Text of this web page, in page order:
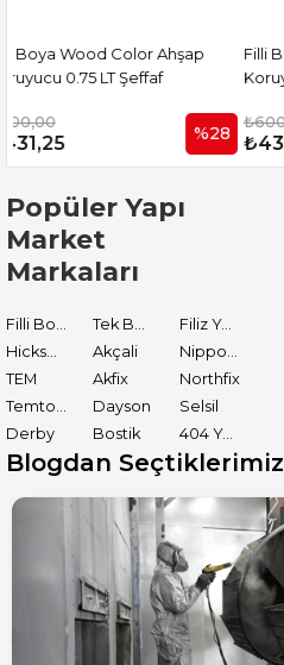
Filli Boya Wood Color Ahşap
Koruyucu 0.75 LT Çam
₺600,00
₺431,25 %28
Popüler Yapı
Market
Markaları
Filli Boya Tek Boya
Filiz Yapı Market
Hickson Decor
Akçali
Nippon Paint
TEM
Akfix
Northfix
Temtools
Dayson
Selsil
Derby
Bostik 404 Yapıştırıcı
Blogdan Seçtiklerimiz